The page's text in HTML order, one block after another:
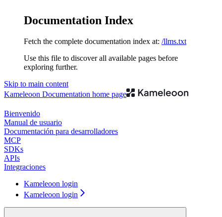
Documentation Index
Fetch the complete documentation index at: /llms.txt
Use this file to discover all available pages before
exploring further.
Skip to main content
Kameleoon Documentation home page
Bienvenido
Manual de usuario
Documentación para desarrolladores
MCP
SDKs
APIs
Integraciones
Kameleoon login
Kameleoon login